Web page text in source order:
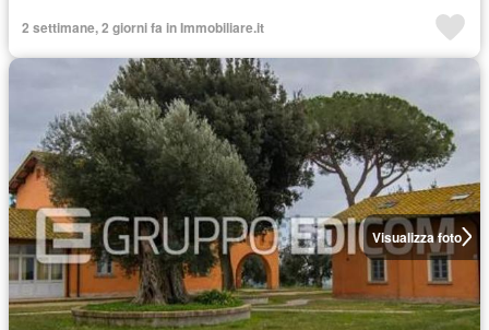
2 settimane, 2 giorni fa in Immobiliare.it
Visualizza foto